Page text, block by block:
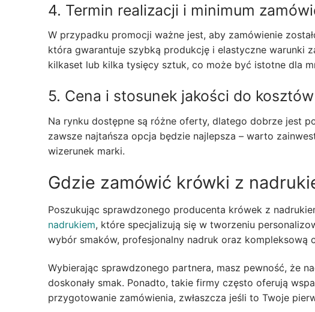
4. Termin realizacji i minimum
W przypadku promocji ważne jest, aby zamówienie
która gwarantuje szybką produkcję i elastyczne warunki
kilkaset lub kilka tysięcy sztuk, co może być istotne dla
5. Cena i stosunek jakości do kosztów
Na rynku dostępne są różne oferty, dlatego dobrze jest
zawsze najtańsza opcja będzie najlepsza – warto
wizerunek marki.
Gdzie zamówić krówki z
Poszukując sprawdzonego producenta krówek z
nadrukiem, które specjalizują się w tworzeniu
wybór smaków, profesjonalny nadruk oraz kompleksową
Wybierając sprawdzonego partnera, masz pewność, że
doskonały smak. Ponadto, takie firmy często oferują
przygotowanie zamówienia, zwłaszcza jeśli to Twoje